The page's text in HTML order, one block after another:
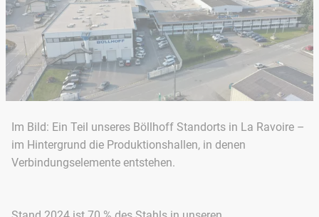
Im Bild: Ein Teil unseres Böllhoff Standorts in La Ravoire –
im Hintergrund die Produktionshallen, in denen
Verbindungselemente entstehen.